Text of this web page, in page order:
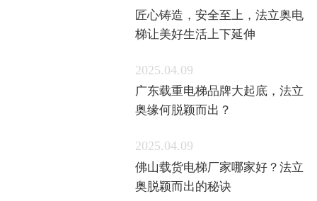
2025.04.14
匠心铸造，安全至上，法立奥电
2025.04.09
广东载重电梯品牌大起底，法立
2025.04.09
佛山载货电梯厂家哪家好？法立